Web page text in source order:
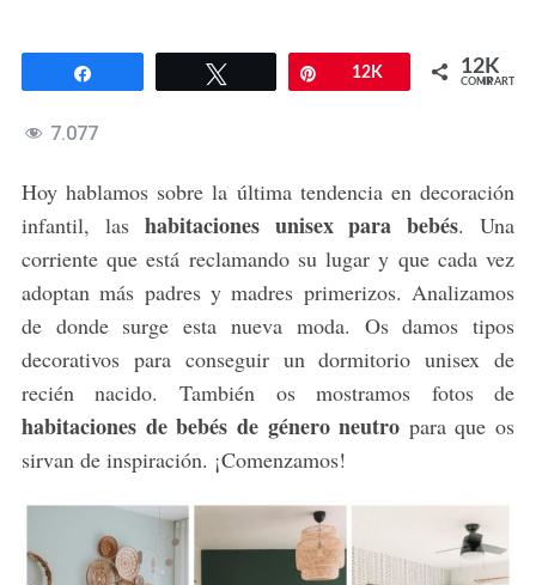
Twittear Pin12K 12K
COMPARTIR
7.077
Hoy hablamos sobre la última tendencia en decoración
infantil, las habitaciones unisex para bebés. Una
corriente que está reclamando su lugar y que cada vez
adoptan más padres y madres primerizos. Analizamos
de donde surge esta nueva moda. Os damos tipos
decorativos para conseguir un dormitorio unisex de
recién nacido. También os mostramos fotos de
habitaciones de bebés de género neutro para que os
sirvan de inspiración. ¡Comenzamos!